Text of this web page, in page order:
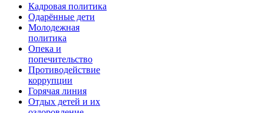
Кадровая политика
Одарённые дети
Молодежная
политика
Опека и
попечительство
Противодействие
коррупции
Горячая линия
Отдых детей и их